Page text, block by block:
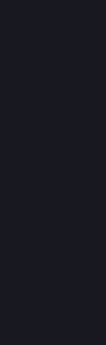
träumen.
4 weitere